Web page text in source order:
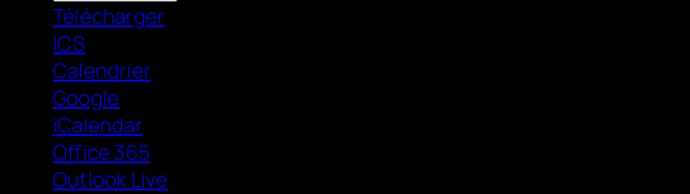
Télécharger
ICS
Calendrier
Google
iCalendar
Office 365
Outlook Live